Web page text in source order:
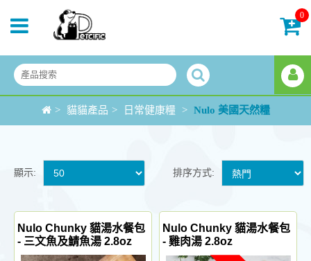
0
> 貓貓產品 > 日常健康糧 > Nulo 美國天然糧
排序方式:
顯示:
Nulo Chunky 貓湯水餐包
- 三文魚及鯖魚湯 2.8oz
Nulo Chunky 貓湯水餐包
- 雞肉湯 2.8oz